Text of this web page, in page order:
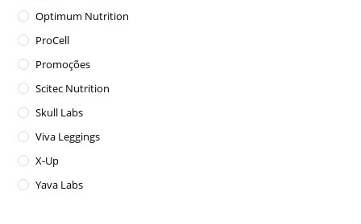
Optimum Nutrition
ProCell
Promoções
Scitec Nutrition
Skull Labs
Viva Leggings
X-Up
Yava Labs